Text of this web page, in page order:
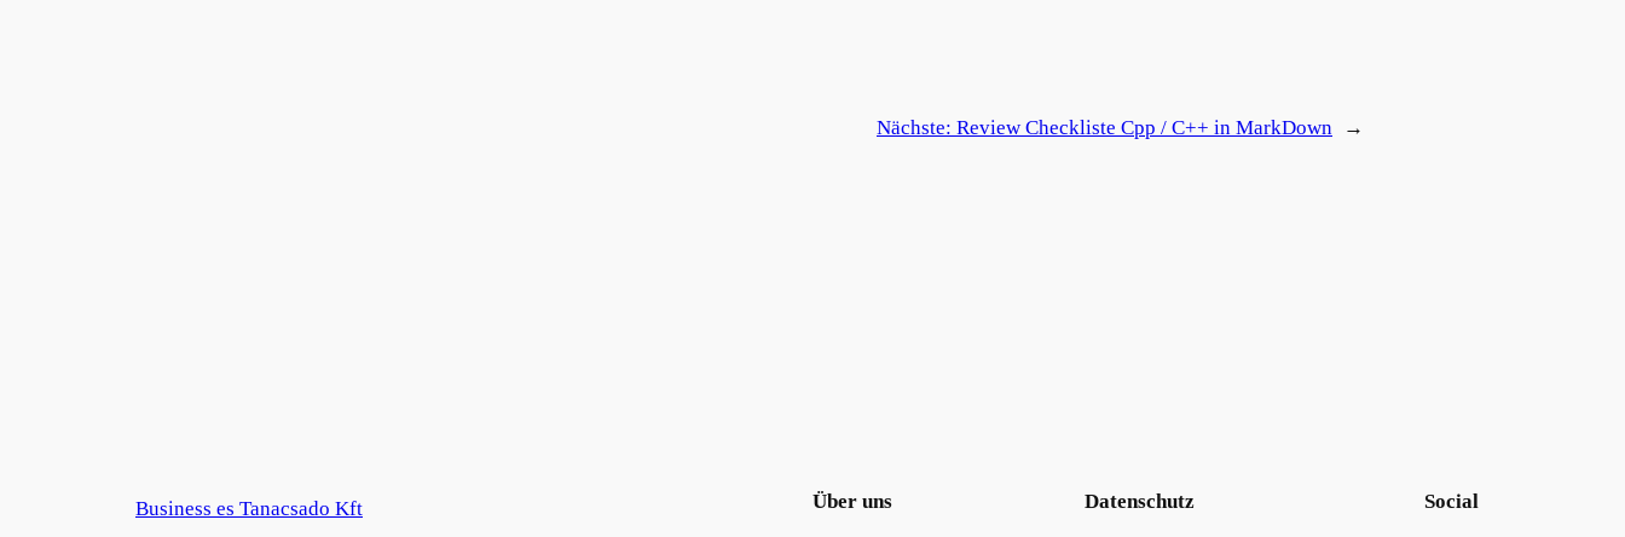
Nächste: Review Checkliste Cpp / C++ in MarkDown →
Business es Tanacsado Kft Über uns Datenschutz Social